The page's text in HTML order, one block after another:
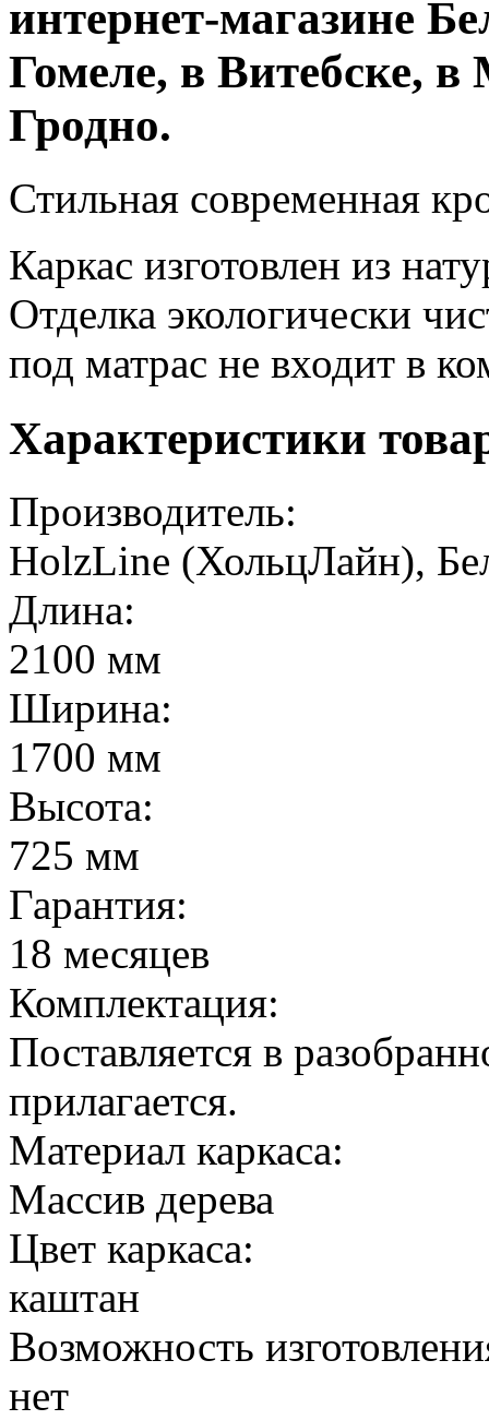
интернет-магазине
Гомеле, в Витебске, в
Гродно.
Стильная современная
Каркас изготовлен из
Отделка экологически
под матрас не входит в
Характеристики
Производитель:
HolzLine (ХольцЛайн),
Длина:
2100 мм
Ширина:
1700 мм
Высота:
725 мм
Гарантия:
18 месяцев
Комплектация:
Поставляется в
прилагается.
Материал каркаса:
Массив дерева
Цвет каркаса:
каштан
Возможность
нет